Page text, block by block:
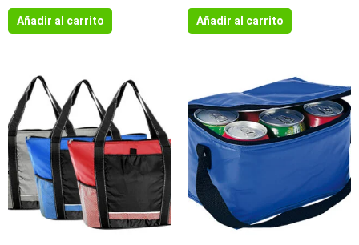
Añadir al carrito Añadir al carrito